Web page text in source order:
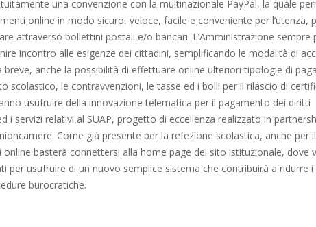
una convenzione con la multinazionale PayPal, la quale
online in modo sicuro, veloce, facile e conveniente per l’utenza,
attraverso bollettini postali e/o bancari. L’Amministrazione sempre
incontro alle esigenze dei cittadini, semplificando le modalità di
breve, anche la possibilità di effettuare online ulteriori tipologie di
scolastico, le contravvenzioni, le tasse ed i bolli per il rilascio di
usufruire della innovazione telematica per il pagamento dei diritti
i servizi relativi al SUAP, progetto di eccellenza realizzato in
Come già presente per la refezione scolastica, anche per
online basterà connettersi alla home page del sito istituzionale, dove
per usufruire di un nuovo semplice sistema che contribuirà a ridurre i
burocratiche.